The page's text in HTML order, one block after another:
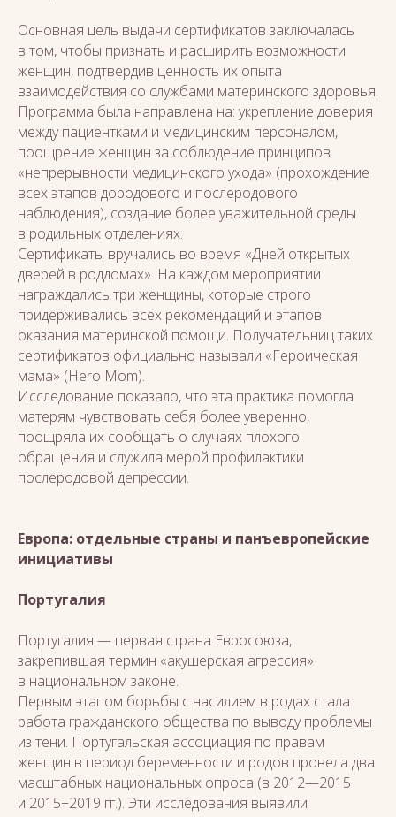
Основная цель выдачи сертификатов заключалась
в том, чтобы признать и расширить возможности
женщин, подтвердив ценность их опыта
взаимодействия со службами материнского здоровья.
Программа была направлена на: укрепление доверия
между пациентками и медицинским персоналом,
поощрение женщин за соблюдение принципов
«непрерывности медицинского ухода» (прохождение
всех этапов дородового и послеродового
наблюдения), создание более уважительной среды
в родильных отделениях.
Сертификаты вручались во время «Дней открытых
дверей в роддомах». На каждом мероприятии
награждались три женщины, которые строго
придерживались всех рекомендаций и этапов
оказания материнской помощи. Получательниц таких
сертификатов официально называли «Героическая
мама» (Hero Mom).
Исследование показало, что эта практика помогла
матерям чувствовать себя более уверенно,
поощряла их сообщать о случаях плохого
обращения и служила мерой профилактики
послеродовой депрессии.
Европа: отдельные страны и панъевропейские
инициативы
Португалия
Португалия — первая страна Евросоюза,
закрепившая термин «акушерская агрессия»
в национальном законе.
Первым этапом борьбы с насилием в родах стала
работа гражданского общества по выводу проблемы
из тени. Португальская ассоциация по правам
женщин в период беременности и родов провела два
масштабных национальных опроса (в 2012—2015
и 2015−2019 гг.). Эти исследования выявили